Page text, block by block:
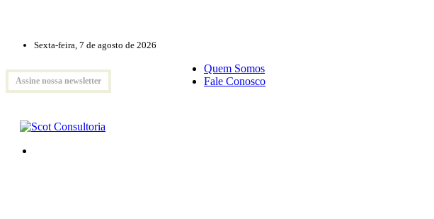
Sexta-feira, 7 de agosto de 2026
Assine nossa newsletter
Quem Somos
Fale Conosco